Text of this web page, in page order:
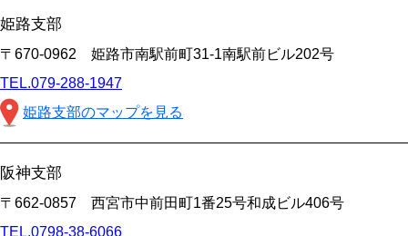
姫路支部
〒670-0962 姫路市南駅前町31-1南駅前ビル202号
TEL.079-288-1947
姫路支部のマップを見る
阪神支部
〒662-0857 西宮市中前田町1番25号和成ビル406号
TEL.0798-38-6066